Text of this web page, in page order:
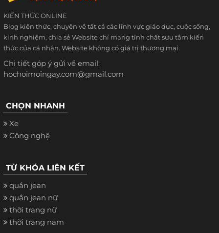
KIẾN THỨC ONLINE
Blog kiến thức, chuyên về tất cả các lĩnh vực giáo dục, cuộc sống,
kinh nghiệm, chia sẻ Website chỉ mang tính chất sưu tầm kiến
thức của cá nhân. Website không có giá trị thương mại.
Chi tiết góp ý gửi về email:
hochoimoingay.com@gmail.com
CHỌN NHANH
Xe
Công nghệ
TỪ KHÓA LIÊN KẾT
quần jean
quần jean nữ
thời trang nữ
thời trang nam